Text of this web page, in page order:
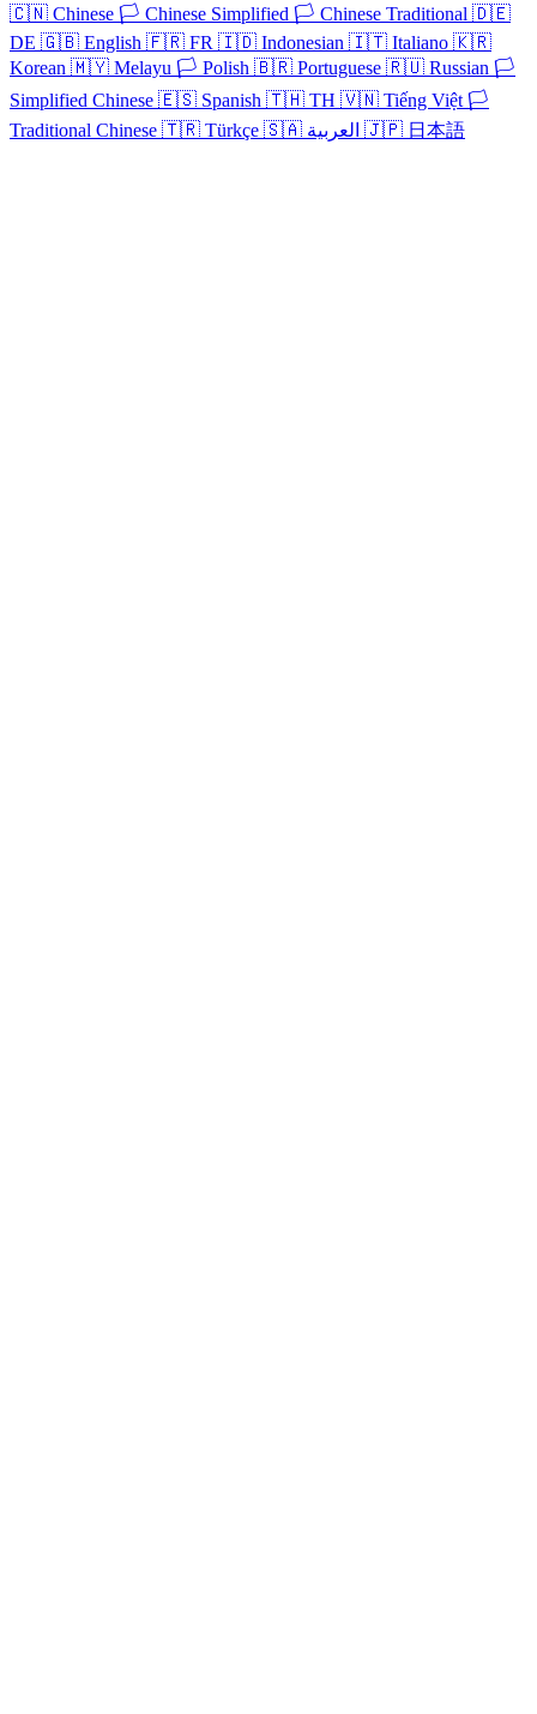
🇨🇳 Chinese 🏳️ Chinese Simplified 🏳️ Chinese Traditional 🇩🇪
DE 🇬🇧 English 🇫🇷 FR 🇮🇩 Indonesian 🇮🇹 Italiano 🇰🇷
Korean 🇲🇾 Melayu 🏳️ Polish 🇧🇷 Portuguese 🇷🇺 Russian 🏳️
Simplified Chinese 🇪🇸 Spanish 🇹🇭 TH 🇻🇳 Tiếng Việt 🏳️
Traditional Chinese 🇹🇷 Türkçe 🇸🇦 🇯🇵 日本語